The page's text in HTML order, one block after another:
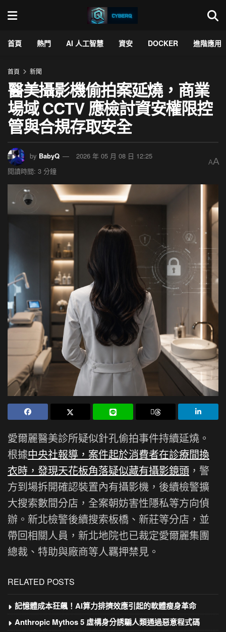
首頁 熱門 AI 人工智慧 資安 DOCKER 進階應用
首頁 新聞
醫美攝影機偷拍案延燒，商業
場域 CCTV 應檢討資安權限控
管與合規存取安全
by BabyQ
2026 年 05 月 08 日 12:25
閱讀時間: 3 分鐘
AA
愛爾麗醫美診所疑似針孔偷拍事件持續延燒。
根據中央社報導，案件起於消費者在診療間換
衣時，發現天花板角落疑似藏有攝影鏡頭 ，警
方到場拆開確認裝置內有攝影機，後續檢警擴
大搜索數間分店，全案朝妨害性隱私等方向偵
辦。新北檢警後續搜索板橋、新莊等分店，並
帶回相關人員，新北地院也已裁定愛爾麗集團
總裁、特助與廠商等人羈押禁見。
RELATED POSTS
記憶體成本狂飆！AI算力排擠效應引起的軟體瘦身革命
Anthropic Mythos 5 虛構身分誘騙人類通過惡意程式碼